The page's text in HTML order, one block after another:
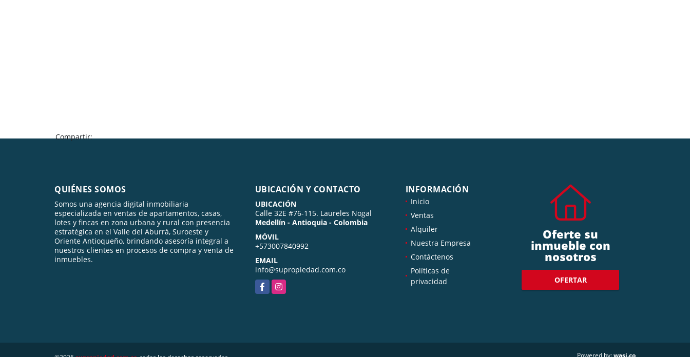
Compartir:
QUIÉNES SOMOS
Somos una agencia digital inmobiliaria
especializada en ventas de apartamentos, casas,
lotes y fincas en zona urbana y rural con presencia
estratégica en el Valle del Aburrá, Suroeste y
Oriente Antioqueño, brindando asesoría integral a
nuestros clientes en procesos de compra y venta de
inmuebles.
UBICACIÓN Y CONTACTO
UBICACIÓN
Calle 32E #76-115. Laureles Nogal
Medellín - Antioquia - Colombia
MÓVIL
+573007840992
EMAIL
info@supropiedad.com.co
FacebookInstagram
INFORMACIÓN
Inicio
Ventas
Alquiler
Nuestra Empresa
Contáctenos
Políticas de
privacidad
Oferte su
inmueble con
nosotros
OFERTAR
wasi.co